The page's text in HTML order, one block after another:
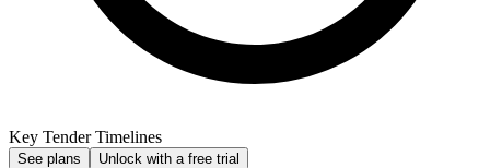
Key Tender Timelines
See plans Unlock with a free trial